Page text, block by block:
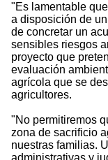
"Es lamentable
a disposición de
de concretar un
sensibles riesgos
proyecto que
evaluación
agrícola que se
agricultores.
"No permitiremos
zona de sacrificio
nuestras familias.